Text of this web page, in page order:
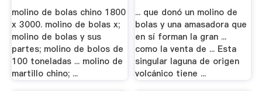
molino de bolas chino 1800
x 3000. molino de bolas x;
molino de bolas y sus
partes; molino de bolos de
100 toneladas ... molino de
martillo chino; ...
... que donó un molino de
bolas y una amasadora que
en sí forman la gran ...
como la venta de ... Esta
singular laguna de origen
volcánico tiene ...